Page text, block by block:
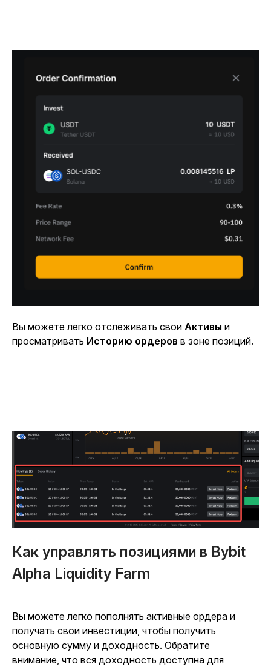
Вы можете легко отслеживать свои Активы и
просматривать Историю ордеров в зоне позиций.
Как управлять позициями в Bybit
Alpha Liquidity Farm
Вы можете легко пополнять активные ордера и
получать свои инвестиции, чтобы получить
основную сумму и доходность. Обратите
внимание, что вся доходность доступна для